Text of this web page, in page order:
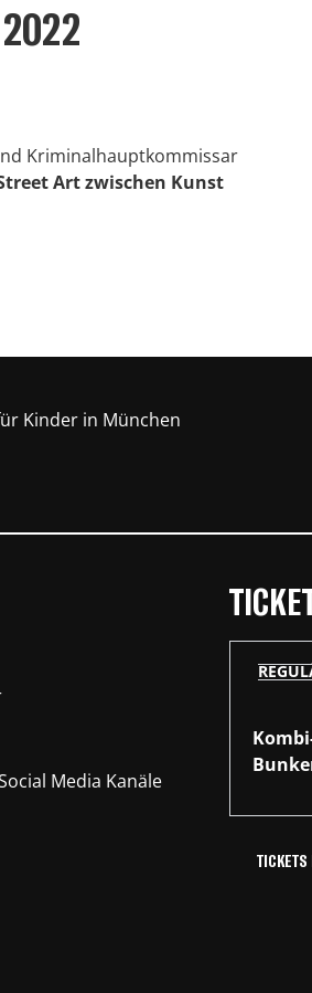
Kriminalhauptkommissar
Art zwischen Kunst
Kinder in München
Media Kanäle
TICKETS